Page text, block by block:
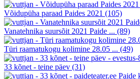
Võidupüha paraad Paides 2021 (105)
Vanatehnika suursõit 2021 Paide ... (89)
Türi raamatukogu kolimine 28.05 ... (49)
33 kõnet - teine päev (31)